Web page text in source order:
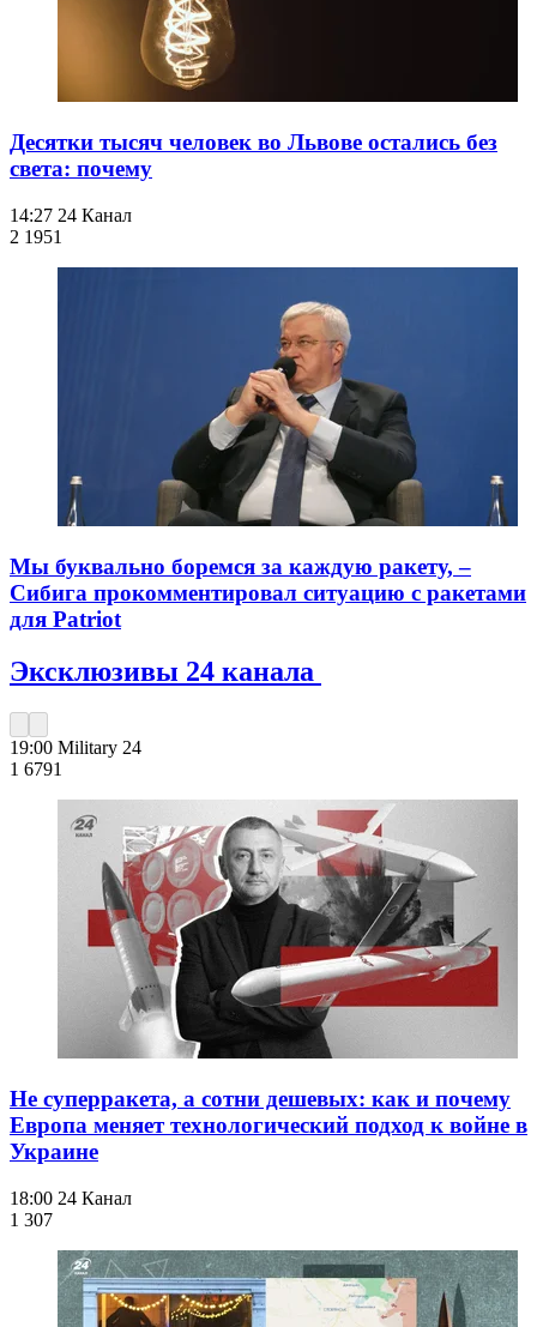
Десятки тысяч человек во Львове остались без
света: почему
14:27 24 Канал
2 1951
Мы буквально боремся за каждую ракету, –
Сибига прокомментировал ситуацию с ракетами
для Patriot
Эксклюзивы 24 канала
19:00 Military 24
1 6791
Не суперракета, а сотни дешевых: как и почему
Европа меняет технологический подход к войне в
Украине
18:00 24 Канал
1 307